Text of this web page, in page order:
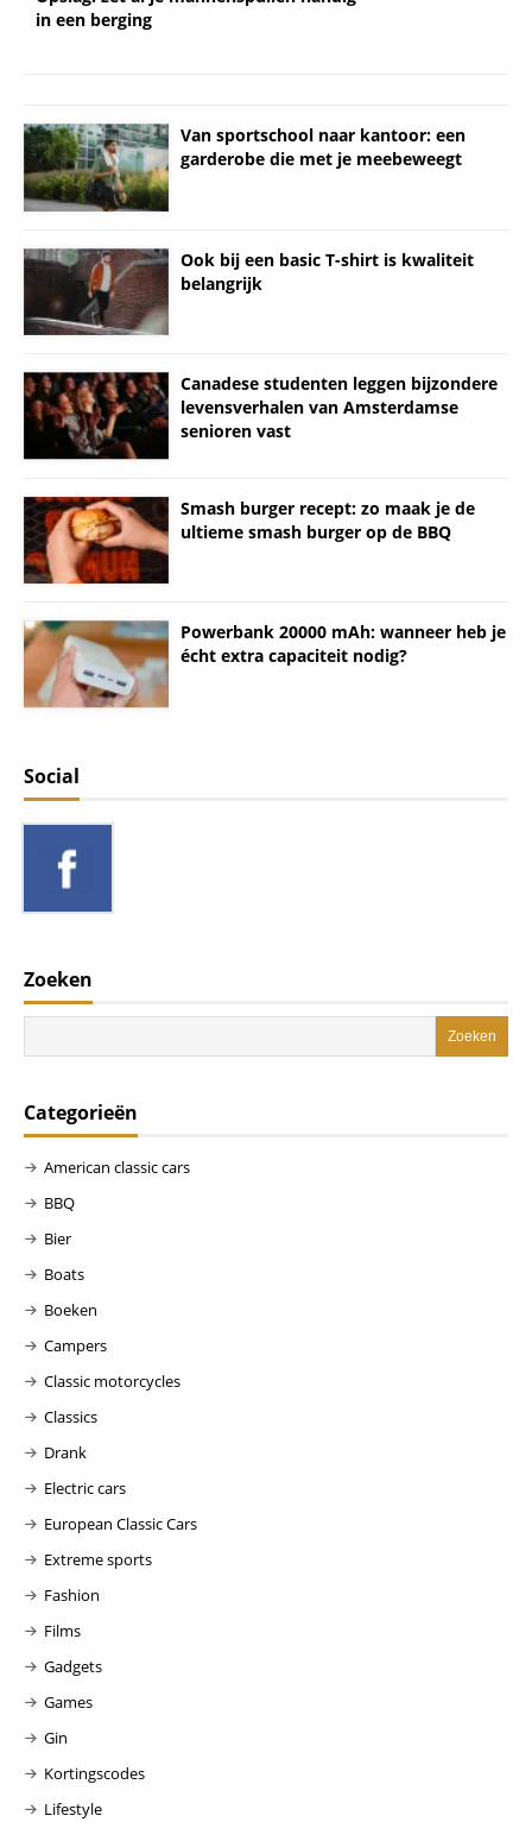
in een berging
Van sportschool naar kantoor: een
garderobe die met je meebeweegt
Ook bij een basic T-shirt is kwaliteit
belangrijk
Canadese studenten leggen bijzondere
levensverhalen van Amsterdamse
senioren vast
Smash burger recept: zo maak je de
ultieme smash burger op de BBQ
Powerbank 20000 mAh: wanneer heb je
écht extra capaciteit nodig?
Social
Zoeken
Categorieën
American classic cars
BBQ
Bier
Boats
Boeken
Campers
Classic motorcycles
Classics
Drank
Electric cars
European Classic Cars
Extreme sports
Fashion
Films
Gadgets
Games
Gin
Kortingscodes
Lifestyle